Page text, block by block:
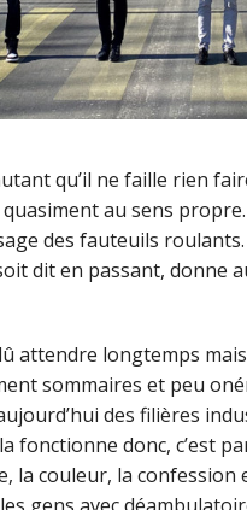
qu’il ne faille rien
quasiment au sens
des fauteuils
dit en passant, donne
attendre longtemps
sommaires et peu
des filières
fonctionne donc, c’est
la couleur, la